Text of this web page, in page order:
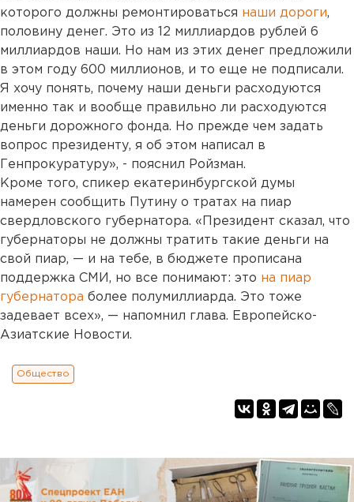
которого должны ремонтироваться наши дороги,
половину денег. Это из 12 миллиардов рублей 6
миллиардов наши. Но нам из этих денег предложили
в этом году 600 миллионов, и то еще не подписали.
Я хочу понять, почему наши деньги расходуются
именно так и вообще правильно ли расходуются
деньги дорожного фонда. Но прежде чем задать
вопрос президенту, я об этом написал в
Генпрокуратуру», - пояснил Ройзман.
Кроме того, спикер екатеринбургской думы
намерен сообщить Путину о тратах на пиар
свердловского губернатора. «Президент сказал, что
губернаторы не должны тратить такие деньги на
свой пиар, — и на тебе, в бюджете прописана
поддержка СМИ, но все понимают: это на пиар
губернатора более полумиллиарда. Это тоже
задевает всех», — напомнил глава. Европейско-
Азиатские Новости.
Общество